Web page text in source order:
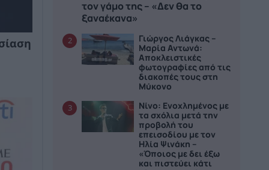
τον γάμο της – «Δεν θα το
ξαναέκανα»
2
Γιώργος Λιάγκας –
Μαρία Αντωνά:
Αποκλειστικές
φωτογραφίες από τις
διακοπές τους στη
Μύκονο
3
Νίνο: Ενοχλημένος με
τα σχόλια μετά την
προβολή του
επεισοδίου με τον
Ηλία Ψινάκη –
«Όποιος με δει έξω
και πιστεύει κάτι